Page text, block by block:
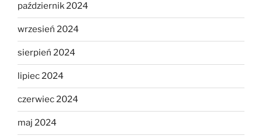
październik 2024
wrzesień 2024
sierpień 2024
lipiec 2024
czerwiec 2024
maj 2024